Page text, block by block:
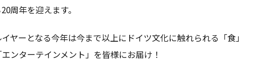
周年を迎えます。
ヤーとなる今年は今まで以上にドイツ文化に触れられる「食」
エンターテインメント」を皆様にお届け！